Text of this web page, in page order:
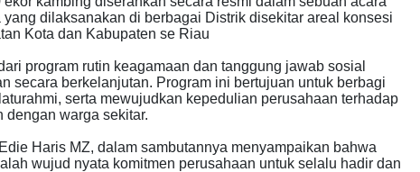
dilaksanakan di berbagai Distrik disekitar areal konsesi
Kota dan Kabupaten se Riau
program rutin keagamaan dan tanggung jawab sosial
secara berkelanjutan. Program ini bertujuan untuk berbagi
serta mewujudkan kepedulian perusahaan terhadap
dengan warga sekitar.
Haris MZ, dalam sambutannya menyampaikan bahwa
wujud nyata komitmen perusahaan untuk selalu hadir dan